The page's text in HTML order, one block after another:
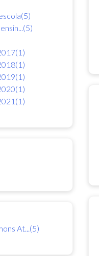
At...(5)